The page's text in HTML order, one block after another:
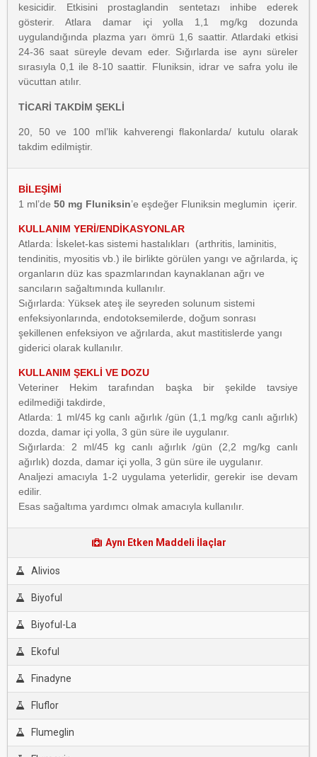
kesicidir. Etkisini prostaglandin sentetazı inhibe ederek
gösterir. Atlara damar içi yolla 1,1 mg/kg dozunda
uygulandığında plazma yarı ömrü 1,6 saattir. Atlardaki etkisi
24-36 saat süreyle devam eder. Sığırlarda ise aynı süreler
sırasıyla 0,1 ile 8-10 saattir. Fluniksin, idrar ve safra yolu ile
vücuttan atılır.
TİCARİ TAKDİM ŞEKLİ
20, 50 ve 100 ml’lik kahverengi flakonlarda/ kutulu olarak
takdim edilmiştir.
BİLEŞİMİ
1 ml’de 50 mg Fluniksin’e eşdeğer Fluniksin meglumin içerir.
KULLANIM YERİ/ENDİKASYONLAR
Atlarda: İskelet-kas sistemi hastalıkları (arthritis, laminitis,
tendinitis, myositis vb.) ile birlikte görülen yangı ve ağrılarda, iç
organların düz kas spazmlarından kaynaklanan ağrı ve
sancıların sağaltımında kullanılır.
Sığırlarda: Yüksek ateş ile seyreden solunum sistemi
enfeksiyonlarında, endotoksemilerde, doğum sonrası
şekillenen enfeksiyon ve ağrılarda, akut mastitislerde yangı
giderici olarak kullanılır.
KULLANIM ŞEKLİ VE DOZU
Veteriner Hekim tarafından başka bir şekilde tavsiye
edilmediği takdirde,
Atlarda: 1 ml/45 kg canlı ağırlık /gün (1,1 mg/kg canlı ağırlık)
dozda, damar içi yolla, 3 gün süre ile uygulanır.
Sığırlarda: 2 ml/45 kg canlı ağırlık /gün (2,2 mg/kg canlı
ağırlık) dozda, damar içi yolla, 3 gün süre ile uygulanır.
Analjezi amacıyla 1-2 uygulama yeterlidir, gerekir ise devam
edilir.
Esas sağaltıma yardımcı olmak amacıyla kullanılır.
Aynı Etken Maddeli İlaçlar
Alivios
Biyoful
Biyoful-La
Ekoful
Finadyne
Fluflor
Flumeglin